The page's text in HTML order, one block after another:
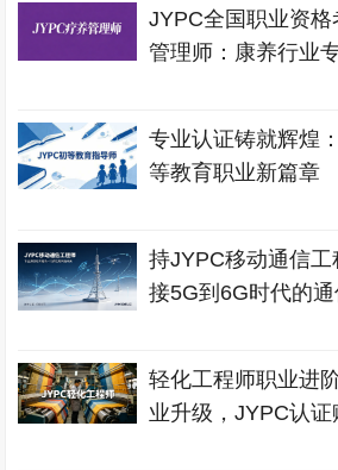
JYPC全国职业资
管理师：康养行业
专业认证铸就辉煌
等教育职业新篇章
持JYPC移动通信
接5G到6G时代的
轻化工程师职业进
业升级，JYPC认